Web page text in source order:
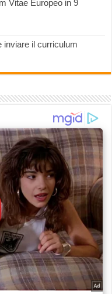
Vitae Europeo in 9
inviare il curriculum